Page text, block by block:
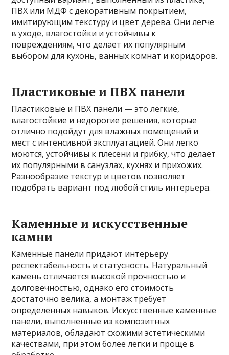
ПВХ или МДФ с декоративным покрытием,
имитирующим текстуру и цвет дерева. Они легче
в уходе, влагостойки и устойчивы к
повреждениям, что делает их популярным
выбором для кухонь, ванных комнат и коридоров.
Пластиковые и ПВХ панели
Пластиковые и ПВХ панели — это легкие,
влагостойкие и недорогие решения, которые
отлично подойдут для влажных помещений и
мест с интенсивной эксплуатацией. Они легко
моются, устойчивы к плесени и грибку, что делает
их популярными в санузлах, кухнях и прихожих.
Разнообразие текстур и цветов позволяет
подобрать вариант под любой стиль интерьера.
Каменные и искусственные
камни
Каменные панели придают интерьеру
респектабельность и статусность. Натуральный
камень отличается высокой прочностью и
долговечностью, однако его стоимость
достаточно велика, а монтаж требует
определенных навыков. Искусственные каменные
панели, выполненные из композитных
материалов, обладают схожими эстетическими
качествами, при этом более легки и проще в